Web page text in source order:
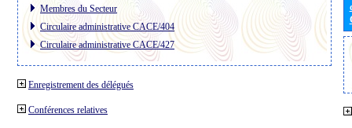
Membres du Secteur
Circulaire administrative CACE/404
Circulaire administrative CACE/427
Enregistrement des délégués
Conférences relatives